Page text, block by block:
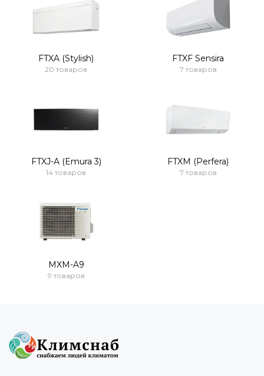
FTXA (Stylish)
20 товаров
FTXF Sensira
7 товаров
FTXJ-A (Emura 3)
14 товаров
FTXM (Perfera)
7 товаров
MXM-A9
9 товаров